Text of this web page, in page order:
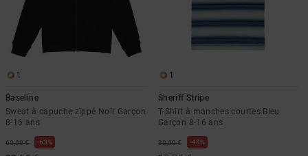
1
Baseline
Sweat à capuche zippé Noir Garçon
8-16 ans
60,00 € 63%
1
Sheriff Stripe
T-Shirt à manches courtes Bleu
Garçon 8-16 ans
30,00 € 48%